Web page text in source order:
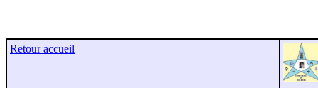
Retour accueil